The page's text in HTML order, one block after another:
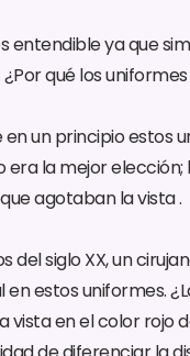
entendible ya que
qué los
en un principio estos
era la mejor
agotaban la vista .
del siglo XX, un
estos uniformes.
vista en el color rojo